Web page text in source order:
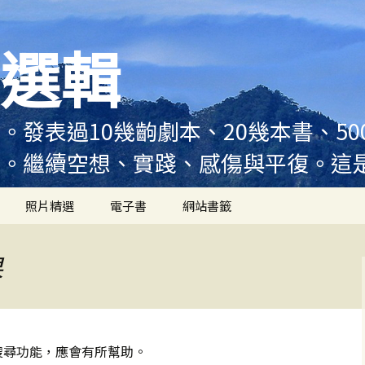
輯
發表過10幾齣劇本、20幾本書、
繼續空想、實踐、感傷與平復。這
照片精選 電子書 網站書籤
功能，應會有所幫助。